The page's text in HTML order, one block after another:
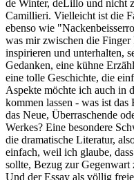
de Winter, deLillo und nicht
Camillieri. Vielleicht ist die
ebenso wie
was mir zwischen die
inspirieren und unterhalten,
Gedanken, eine kühne
eine tolle Geschichte, die
Aspekte möchte ich auch in
kommen lassen - was ist
das Neue, Überraschende
Werkes? Eine besondere
die dramatische Literatur,
einfach, weil ich glaube,
sollte, Bezug zur Gegenwart
Und der Essay als völlig